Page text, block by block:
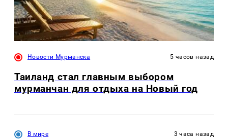
Новости Мурманска 5 часов назад
Таиланд стал главным выбором
мурманчан для отдыха на Новый год
В мире 3 часа назад